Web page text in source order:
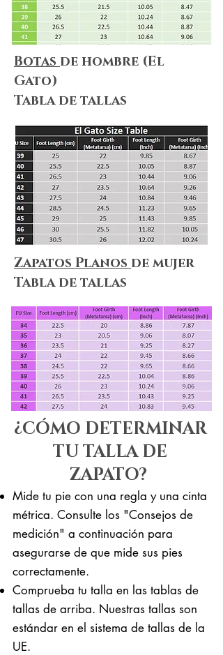
Botas de hombre (El
Gato)
Tabla de tallas
Zapatos Planos de mujer
Tabla de tallas
¿CÓMO DETERMINAR
TU TALLA DE
ZAPATO?
Mide tu pie con una regla y una cinta
métrica. Consulte los "Consejos de
medición" a continuación para
asegurarse de que mide sus pies
correctamente. ​​
Comprueba tu talla en las tablas de
tallas de arriba. Nuestras tallas son
estándar en el sistema de tallas de la
UE.